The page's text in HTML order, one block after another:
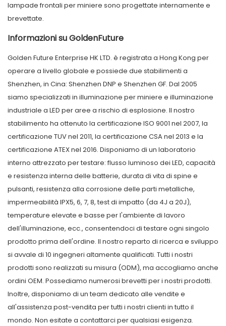
lampade frontali per miniere sono progettate internamente e
brevettate.
Informazioni su GoldenFuture
Golden Future Enterprise HK LTD. è registrata a Hong Kong per
operare a livello globale e possiede due stabilimenti a
Shenzhen, in Cina: Shenzhen DNP e Shenzhen GF. Dal 2005
siamo specializzati in illuminazione per miniere e illuminazione
industriale a LED per aree a rischio di esplosione. Il nostro
stabilimento ha ottenuto la certificazione ISO 9001 nel 2007, la
certificazione TUV nel 2011, la certificazione CSA nel 2013 e la
certificazione ATEX nel 2016. Disponiamo di un laboratorio
interno attrezzato per testare: flusso luminoso dei LED, capacità
e resistenza interna delle batterie, durata di vita di spine e
pulsanti, resistenza alla corrosione delle parti metalliche,
impermeabilità IPX5, 6, 7, 8, test di impatto (da 4J a 20J),
temperature elevate e basse per l'ambiente di lavoro
dell'illuminazione, ecc., consentendoci di testare ogni singolo
prodotto prima dell'ordine. Il nostro reparto di ricerca e sviluppo
si avvale di 10 ingegneri altamente qualificati. Tutti i nostri
prodotti sono realizzati su misura (ODM), ma accogliamo anche
ordini OEM. Possediamo numerosi brevetti per i nostri prodotti.
Inoltre, disponiamo di un team dedicato alle vendite e
all'assistenza post-vendita per tutti i nostri clienti in tutto il
mondo. Non esitate a contattarci per qualsiasi esigenza.